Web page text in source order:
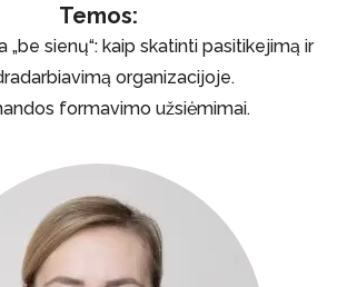
Temos:
„be sienų“: kaip skatinti pasitikejimą ir
organizacijoje.
formavimo užsiėmimai.